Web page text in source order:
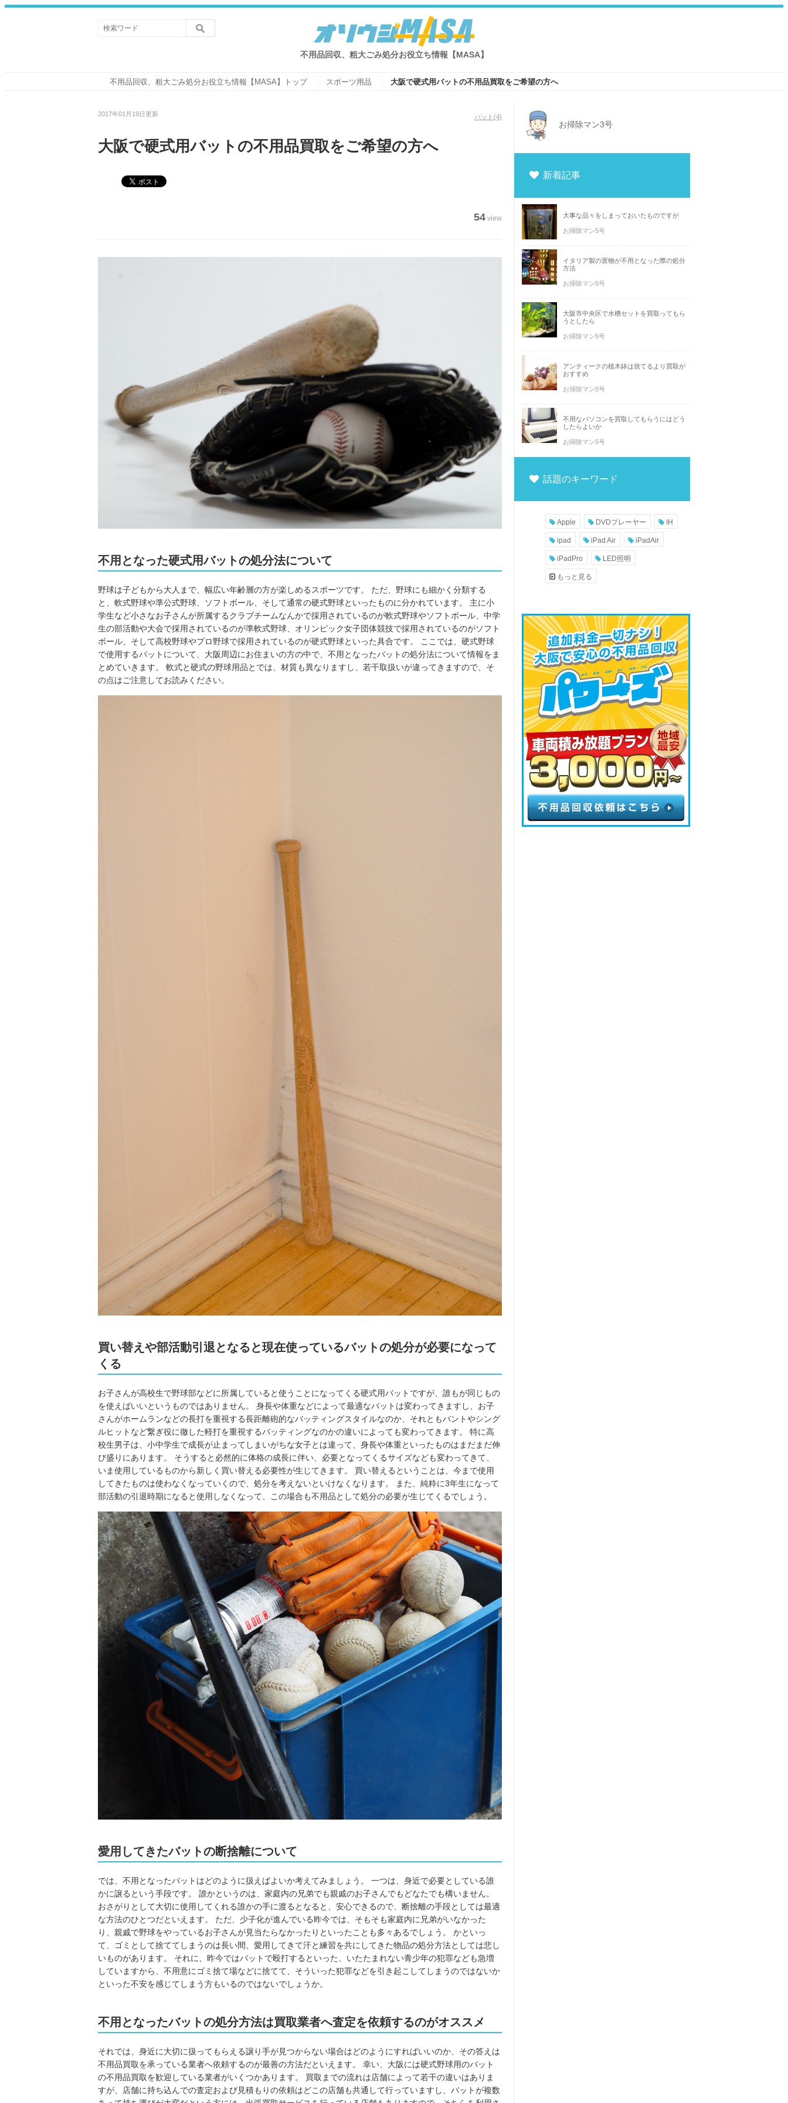
不用品回収、粗大ごみ処分お役立ち情報【MASA】
不用品回収、粗大ごみ処分お役立ち情報【MASA】トップ スポーツ用品 大阪で硬式用バットの不用品買取をご希望の方へ
2017年01月19日更新 バット (4)
大阪で硬式用バットの不用品買取をご希望の方へ
54 view
不用となった硬式用バットの処分法について
野球は子どもから大人まで、幅広い年齢層の方が楽しめるスポーツです。 ただ、野球にも細かく分類する
と、軟式野球や準公式野球、ソフトボール、そして通常の硬式野球といったものに分かれています。 主に小
学生など小さなお子さんが所属するクラブチームなんかで採用されているのが軟式野球やソフトボール、中学
生の部活動や大会で採用されているのが準軟式野球、オリンピック女子団体競技で採用されているのがソフト
ボール、そして高校野球やプロ野球で採用されているのが硬式野球といった具合です。 ここでは、硬式野球
で使用するバットについて、大阪周辺にお住まいの方の中で、不用となったバットの処分法について情報をま
とめていきます。 軟式と硬式の野球用品とでは、材質も異なりますし、若干取扱いが違ってきますので、そ
の点はご注意してお読みください。
買い替えや部活動引退となると現在使っているバットの処分が必要になって
くる
お子さんが高校生で野球部などに所属していると使うことになってくる硬式用バットですが、誰もが同じもの
を使えばいいというものではありません。 身長や体重などによって最適なバットは変わってきますし、お子
さんがホームランなどの長打を重視する長距離砲的なバッティングスタイルなのか、それともバントやシング
ルヒットなど繋ぎ役に徹した軽打を重視するバッティングなのかの違いによっても変わってきます。 特に高
校生男子は、小中学生で成長が止まってしまいがちな女子とは違って、身長や体重といったものはまだまだ伸
び盛りにあります。 そうすると必然的に体格の成長に伴い、必要となってくるサイズなども変わってきて、
いま使用しているものから新しく買い替える必要性が生じてきます。 買い替えるということは、今まで使用
してきたものは使わなくなっていくので、処分を考えないといけなくなります。 また、純粋に3年生になって
部活動の引退時期になると使用しなくなって、この場合も不用品として処分の必要が生じてくるでしょう。
愛用してきたバットの断捨離について
では、不用となったバットはどのように扱えばよいか考えてみましょう。 一つは、身近で必要としている誰
かに譲るという手段です。 誰かというのは、家庭内の兄弟でも親戚のお子さんでもどなたでも構いません。
おさがりとして大切に使用してくれる誰かの手に渡るとなると、安心できるので、断捨離の手段としては最適
な方法のひとつだといえます。 ただ、少子化が進んでいる昨今では、そもそも家庭内に兄弟がいなかった
り、親戚で野球をやっているお子さんが見当たらなかったりといったことも多々あるでしょう。 かといっ
て、ゴミとして捨ててしまうのは長い間、愛用してきて汗と練習を共にしてきた物品の処分方法としては悲し
いものがあります。 それに、昨今ではバットで殴打するといった、いたたまれない青少年の犯罪なども急増
していますから、不用意にゴミ捨て場などに捨てて、そういった犯罪などを引き起こしてしまうのではないか
といった不安を感じてしまう方もいるのではないでしょうか。
不用となったバットの処分方法は買取業者へ査定を依頼するのがオススメ
それでは、身近に大切に扱ってもらえる譲り手が見つからない場合はどのようにすればいいのか、その答えは
不用品買取を承っている業者へ依頼するのが最善の方法だといえます。 幸い、大阪には硬式野球用のバット
の不用品買取を歓迎している業者がいくつかあります。 買取までの流れは店舗によって若干の違いはありま
すが、店舗に持ち込んでの査定および見積もりの依頼はどこの店舗も共通して行っていますし、バットが複数
お掃除マン3号
新着記事
大事な品々をしまっておいたものですが
お掃除マン5号
イタリア製の置物が不用となった際の処分
方法
お掃除マン5号
大阪市中央区で水槽セットを買取ってもら
うとしたら
お掃除マン5号
アンティークの植木鉢は捨てるより買取が
おすすめ
お掃除マン5号
不用なパソコンを買取してもらうにはどう
したらよいか
お掃除マン5号
話題のキーワード
Apple DVDプレーヤー IH
ipad iPad Air iPadAir
iPadPro LED照明
もっと見る